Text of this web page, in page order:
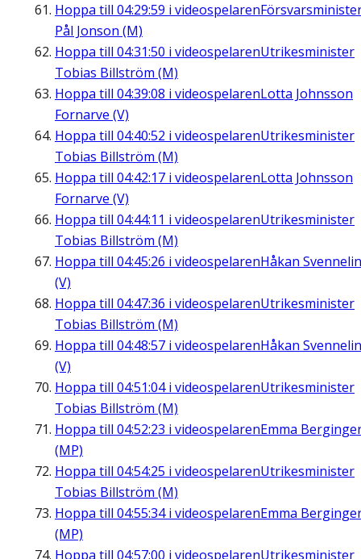
Hoppa till 04:29:59 i videospelaren
Pål Jonson (M)
Hoppa till 04:31:50 i videospelarenUtrikesminister
Tobias Billström (M)
Hoppa till 04:39:08 i videospelarenLotta Johnsson
Fornarve (V)
Hoppa till 04:40:52 i videospelarenUtrikesminister
Tobias Billström (M)
Hoppa till 04:42:17 i videospelarenLotta Johnsson
Fornarve (V)
Hoppa till 04:44:11 i videospelarenUtrikesminister
Tobias Billström (M)
Hoppa till 04:45:26 i videospelarenHåkan
(V)
Hoppa till 04:47:36 i videospelarenUtrikesminister
Tobias Billström (M)
Hoppa till 04:48:57 i videospelarenHåkan
(V)
Hoppa till 04:51:04i videospelarenUtrikesminister
Tobias Billström (M)
Hoppa till 04:52:23 i videospelarenEmma
(MP)
Hoppa till 04:54:25 i videospelarenUtrikesminister
Tobias Billström (M)
Hoppa till 04:55:34i videospelarenEmma
(MP)
Hoppa till 04:57:00 i videospelarenUtrikesminister